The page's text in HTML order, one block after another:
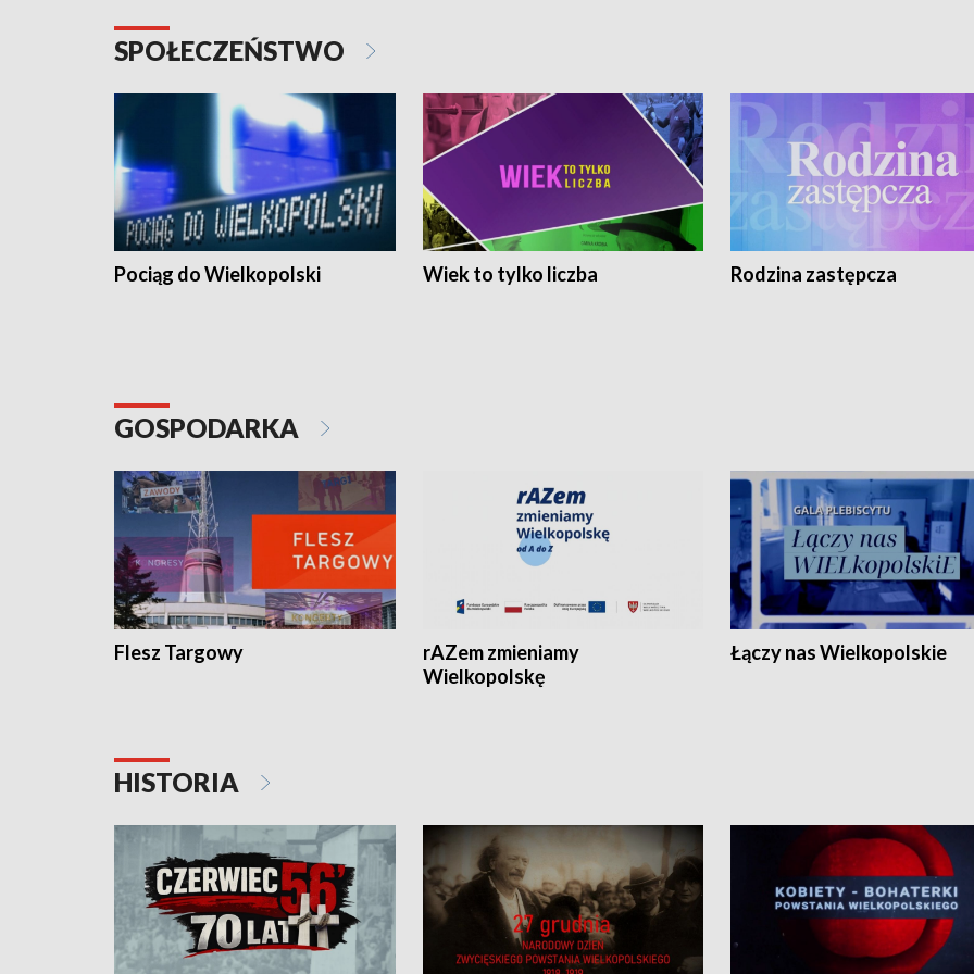
SPOŁECZEŃSTWO
Pociąg do Wielkopolski Wiek to tylko liczba Rodzina zastępcza
GOSPODARKA
Flesz Targowy
rAZem zmieniamy
Wielkopolskę
Łączy nas Wielkopolskie
HISTORIA